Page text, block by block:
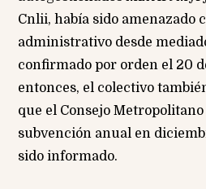
Cnlii, había sido amenazado
administrativo desde
confirmado por orden el 20
entonces, el colectivo
que el Consejo
subvención anual en
sido informado.